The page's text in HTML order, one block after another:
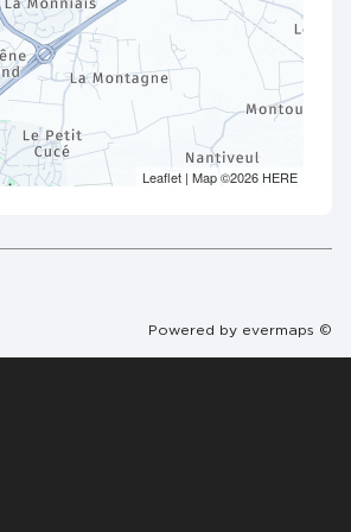
Leaflet| Map ©2026 HERE
Powered by evermaps ©